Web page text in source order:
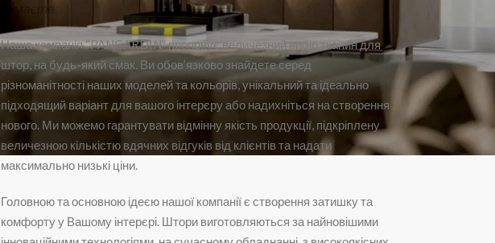
думаєте
Наша компанія “PANGARDIN” пропонує величезний вибір тканин для
штор, на будь-який смак. Ви обов’язково знайдете серед
різноманітності наших моделей та кольорів, унікальний та ідеально
підходящий варіант для вашого інтерєру або надихніться на створення
нового. Ми можемо гарантувати відмінну якість продукції, підкріплену
величезною кількістю вдячних відгуків від клієнтів та надати
максимально низькі ціни.
Головною та основною ідеєю нашої компанії є створення затишку та
комфорту у Вашому інтерєрі. Штори виготовляються за найновішими